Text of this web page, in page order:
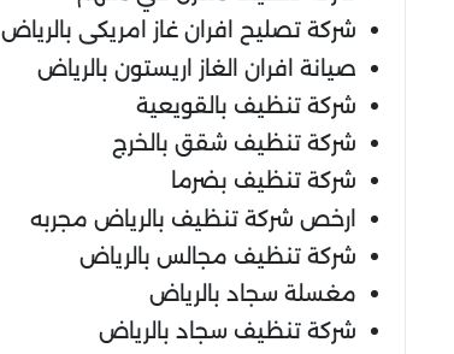
شركة تصليح افران غاز امريكى بالرياض
صيانة افران الغاز اريستون بالرياض
شركة تنظيف بالقويعية
شركة تنظيف شقق بالخرج
شركة تنظيف بضرما
ارخص شركة تنظيف بالرياض مجربه
شركة تنظيف مجالس بالرياض
مغسلة سجاد بالرياض
شركة تنظيف سجاد بالرياض